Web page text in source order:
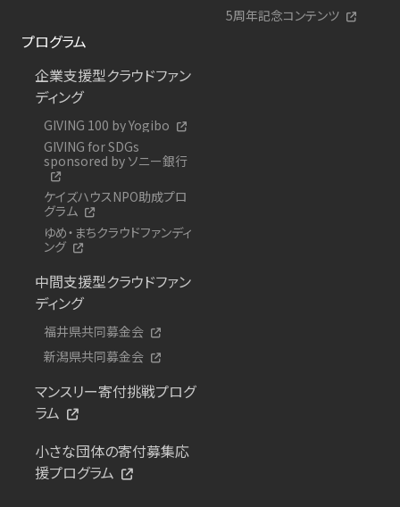
5周年記念コンテンツ
プログラム
企業支援型クラウドファン
ディング
GIVING 100 by Yogibo
GIVING for SDGs
sponsored by ソニー銀行
ケイズハウスNPO助成プロ
グラム
ゆめ・まちクラウドファンディ
ング
中間支援型クラウドファン
ディング
福井県共同募金会
新潟県共同募金会
マンスリー寄付挑戦プログ
ラム
小さな団体の寄付募集応
援プログラム